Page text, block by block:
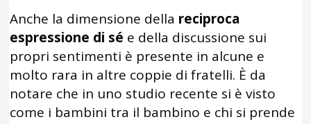
Anche la dimensione della reciproca
espressione di sé e della discussione sui
propri sentimenti è presente in alcune e
molto rara in altre coppie di fratelli. È da
notare che in uno studio recente si è visto
come i bambini tra il bambino e chi si prende